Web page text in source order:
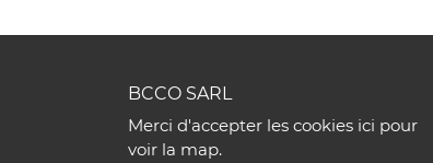
BCCO SARL
Merci d'accepter les cookies ici pour
voir la map.